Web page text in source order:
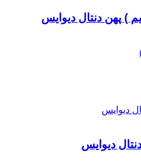
پهن دنتال دیوایس
دیوایس